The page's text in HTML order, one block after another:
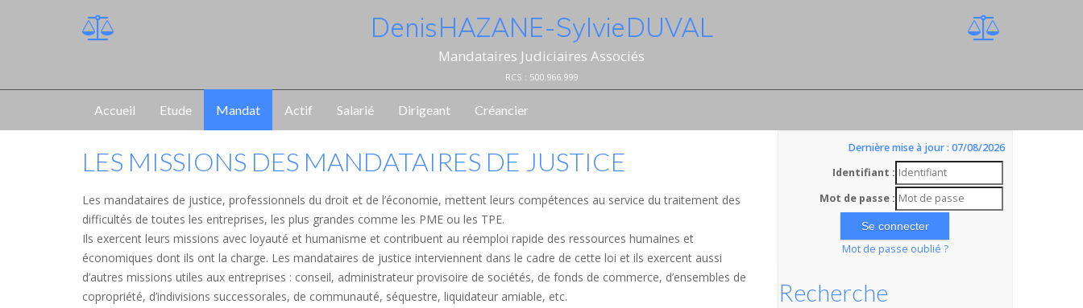
Denis HAZANE - Sylvie DUVAL
Mandataires Judiciaires Associés
RCS : 500.966.999
Accueil Etude Mandat Actif Salarié Dirigeant Créancier
LES MISSIONS DES MANDATAIRES DE JUSTICE
Les mandataires de justice, professionnels du droit et de l’économie, mettent leurs compétences au service du traitement des
difficultés de toutes les entreprises, les plus grandes comme les PME ou les TPE.
Ils exercent leurs missions avec loyauté et humanisme et contribuent au réemploi rapide des ressources humaines et
économiques dont ils ont la charge. Les mandataires de justice interviennent dans le cadre de cette loi et ils exercent aussi
d’autres missions utiles aux entreprises : conseil, administrateur provisoire de sociétés, de fonds de commerce, d’ensembles de
copropriété, d’indivisions successorales, de communauté, séquestre, liquidateur amiable, etc.
Dernière mise à jour : 07/08/2026
Identifiant :
Mot de passe :
Mot de passe oublié ?
Recherche